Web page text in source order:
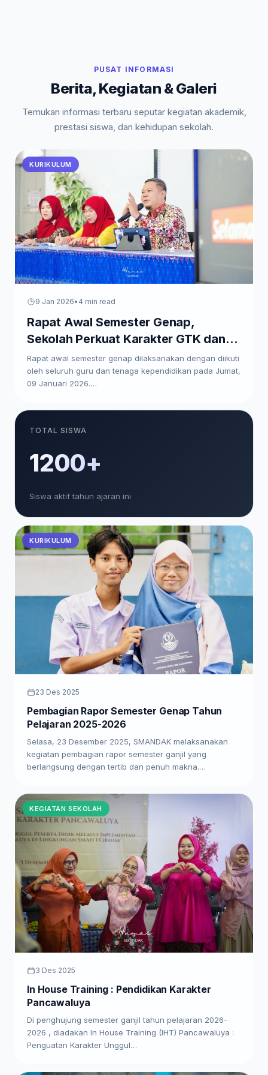
PUSAT INFORMASI
Berita, Kegiatan & Galeri
Temukan informasi terbaru seputar kegiatan akademik,
prestasi siswa, dan kehidupan sekolah.
KURIKULUM
9 Jan 2026• 4 min read
Rapat Awal Semester Genap,
Sekolah Perkuat Karakter GTK dan
Paparkan Program Kerja
Rapat awal semester genap dilaksanakan dengan diikuti
oleh seluruh guru dan tenaga kependidikan pada Jumat,
09 Januari 2026.…
TOTAL SISWA
1200+
Siswa aktif tahun ajaran ini
KURIKULUM
23 Des 2025
Pembagian Rapor Semester Genap Tahun
Pelajaran 2025-2026
Selasa, 23 Desember 2025, SMANDAK melaksanakan
kegiatan pembagian rapor semester ganjil yang
berlangsung dengan tertib dan penuh makna.…
KEGIATAN SEKOLAH
3 Des 2025
In House Training : Pendidikan Karakter
Pancawaluya
Di penghujung semester ganjil tahun pelajaran 2026-
2026 , diadakan In House Training (IHT) Pancawaluya :
Penguatan Karakter Unggul…